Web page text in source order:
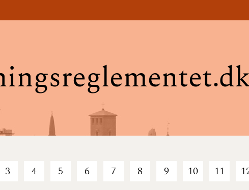
3 4 5 6 7 8 9 10 11